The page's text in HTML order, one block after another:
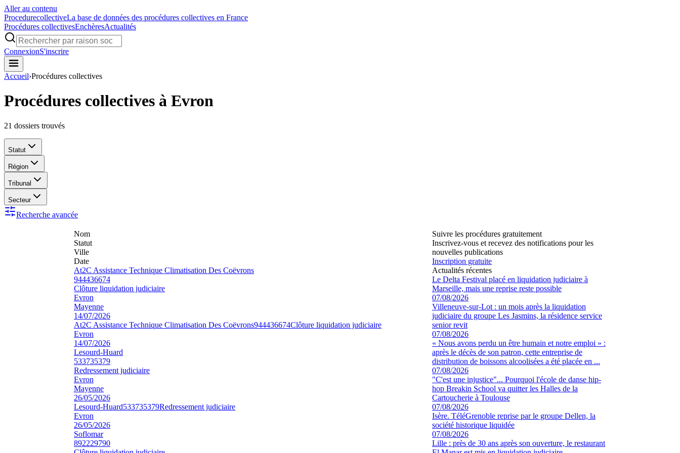
Aller au contenu
ProcedurecollectiveLa base de données des procédures collectives en France
Procédures collectivesEnchèresActualités
ConnexionS'inscrire
Accueil›Procédures collectives
Procédures collectives à Evron
21 dossiers trouvés
Statut
Région
Tribunal
Secteur
Recherche avancée
Nom
Statut
Ville
Date
At2C Assistance Technique Climatisation Des Coëvrons
944436674
Clôture liquidation judiciaire
Evron
Mayenne
14/07/2026
At2C Assistance Technique Climatisation Des Coëvrons944436674Clôture liquidation judiciaire
Evron
14/07/2026
Lesourd-Huard
533735379
Redressement judiciaire
Evron
Mayenne
26/05/2026
Lesourd-Huard533735379Redressement judiciaire
Evron
26/05/2026
Soflomar
892229790
Suivre les procédures gratuitement
Inscrivez-vous et recevez des notifications pour les
nouvelles publications
Inscription gratuite
Actualités récentes
Le Delta Festival placé en liquidation judiciaire à
Marseille, mais une reprise reste possible
07/08/2026
Villeneuve-sur-Lot : un mois après la liquidation
judiciaire du groupe Les Jasmins, la résidence service
senior revit
07/08/2026
« Nous avons perdu un être humain et notre emploi » :
après le décès de son patron, cette entreprise de
distribution de boissons alcoolisées a été placée en ...
07/08/2026
"C'est une injustice"... Pourquoi l'école de danse hip-
hop Breakin School va quitter les Halles de la
Cartoucherie à Toulouse
07/08/2026
Isère. TéléGrenoble reprise par le groupe Dellen, la
société historique liquidée
07/08/2026
Lille : près de 30 ans après son ouverture, le restaurant